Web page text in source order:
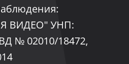
ВИДЕО" УНП:
№ 02010/18472,